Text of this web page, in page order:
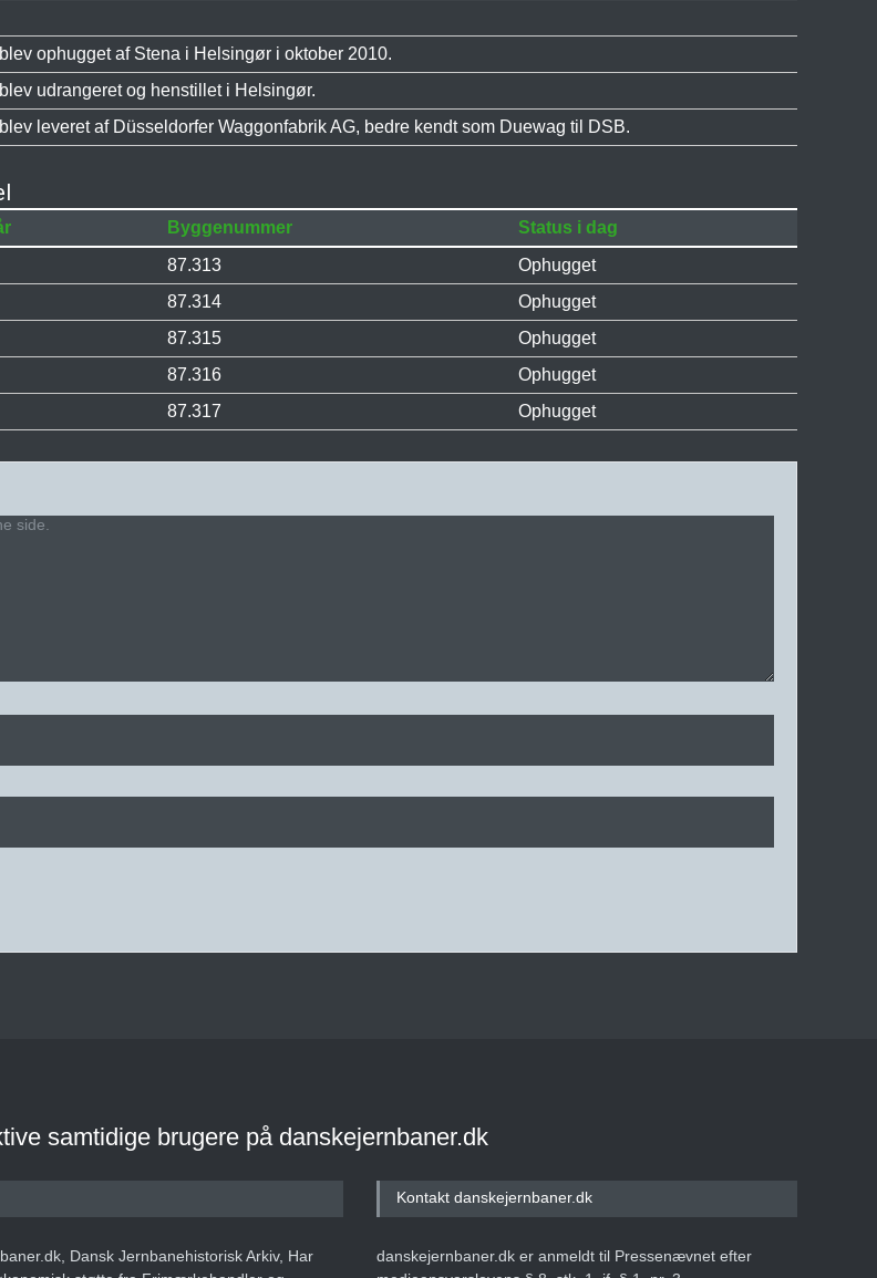
ophugget af Stena i Helsingør i oktober 2010.
udrangeret og henstillet i Helsingør.
leveret af Düsseldorfer Waggonfabrik AG, bedre kendt som Duewag til DSB.
Byggenummer
Status i dag
87.313
Ophugget
87.314
Ophugget
87.315
Ophugget
87.316
Ophugget
87.317 Ophugget
samtidige brugere på danskejernbaner.dk
Dansk Jernbanehistorisk Arkiv, Har
Kontakt danskejernbaner.dk
danskejernbaner.dk er anmeldt til Pressenævnet efter